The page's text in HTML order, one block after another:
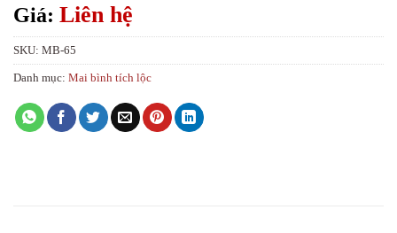
Giá: Liên hệ
SKU: MB-65
Danh mục: Mai bình tích lộc